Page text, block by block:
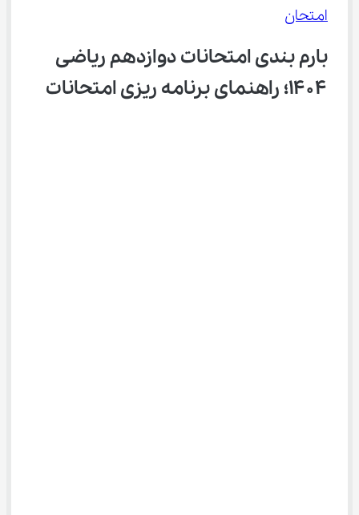
امتحان
بارم بندی امتحانات دوازدهم ریاضی
۱۴۰۴؛ راهنمای برنامه ریزی امتحانات